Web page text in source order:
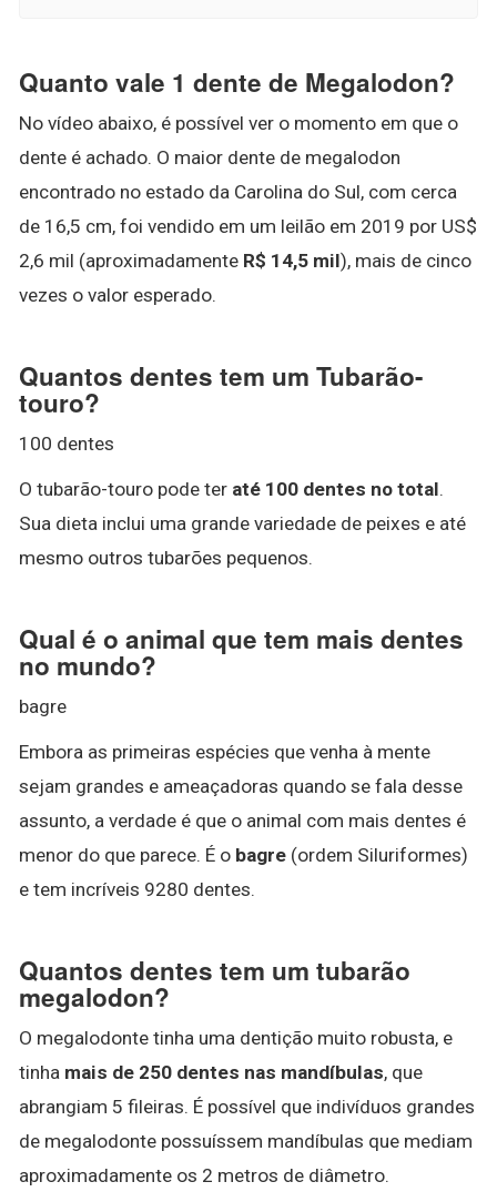
Quanto vale 1 dente de Megalodon?
No vídeo abaixo, é possível ver o momento em que o
dente é achado. O maior dente de megalodon
encontrado no estado da Carolina do Sul, com cerca
de 16,5 cm, foi vendido em um leilão em 2019 por US$
2,6 mil (aproximadamente R$ 14,5 mil), mais de cinco
vezes o valor esperado.
Quantos dentes tem um Tubarão-
touro?
100 dentes
O tubarão-touro pode ter até 100 dentes no total.
Sua dieta inclui uma grande variedade de peixes e até
mesmo outros tubarões pequenos.
Qual é o animal que tem mais dentes
no mundo?
bagre
Embora as primeiras espécies que venha à mente
sejam grandes e ameaçadoras quando se fala desse
assunto, a verdade é que o animal com mais dentes é
menor do que parece. É o bagre (ordem Siluriformes)
e tem incríveis 9280 dentes.
Quantos dentes tem um tubarão
megalodon?
O megalodonte tinha uma dentição muito robusta, e
tinha mais de 250 dentes nas mandíbulas, que
abrangiam 5 fileiras. É possível que indivíduos grandes
de megalodonte possuíssem mandíbulas que mediam
aproximadamente os 2 metros de diâmetro.